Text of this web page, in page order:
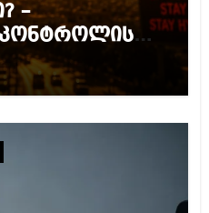
–
კონტროლის